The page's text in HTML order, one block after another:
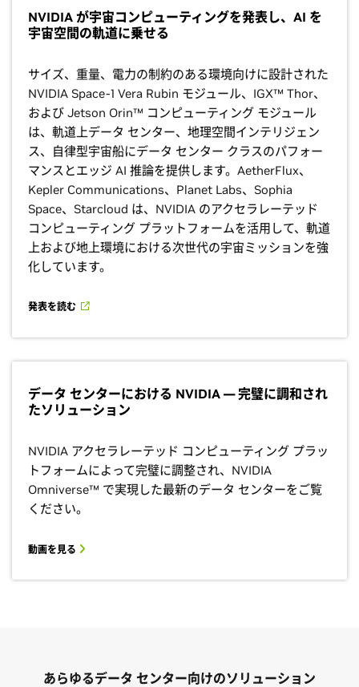
NVIDIA が宇宙コンピューティングを発表し、AI を
宇宙空間の軌道に乗せる
サイズ、重量、電力の制約のある環境向けに設計された
NVIDIA Space-1 Vera Rubin モジュール、IGX™ Thor、
および Jetson Orin™ コンピューティング モジュール
は、軌道上データ センター、地理空間インテリジェン
ス、自律型宇宙船にデータ センター クラスのパフォー
マンスとエッジ AI 推論を提供します。AetherFlux、
Kepler Communications、Planet Labs、Sophia
Space、Starcloud は、NVIDIA のアクセラレーテッド
コンピューティング プラットフォームを活用して、軌道
上および地上環境における次世代の宇宙ミッションを強
化しています。
発表を読む
データ センターにおける NVIDIA — 完璧に調和され
たソリューション
NVIDIA アクセラレーテッド コンピューティング プラッ
トフォームによって完璧に調整され、NVIDIA
Omniverse™ で実現した最新のデータ センターをご覧
ください。
動画を見る
あらゆるデータ センター向けのソリューション